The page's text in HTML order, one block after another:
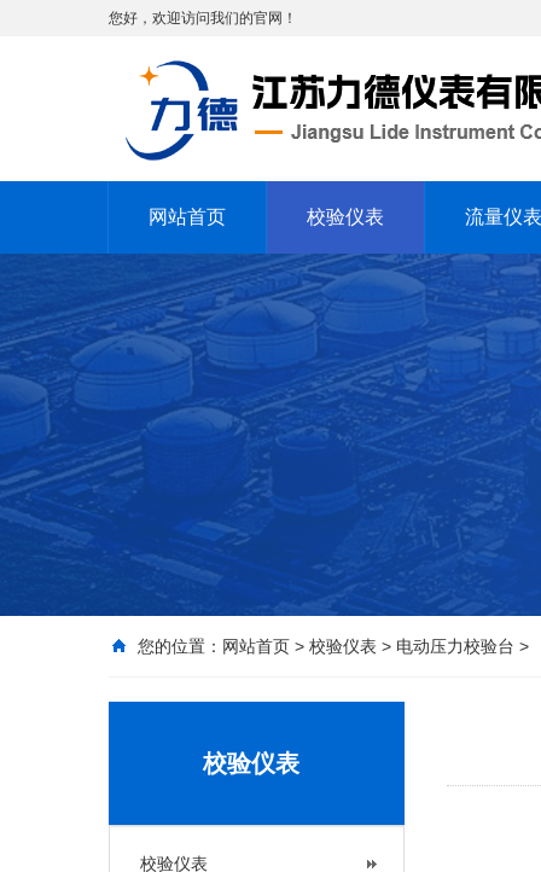
您好，欢迎访问我们的官网！
网站首页 校验仪表 流量仪表
您的位置： 网站首页 > 校验仪表 > 电动压力校验台 >
校验仪表
校验仪表